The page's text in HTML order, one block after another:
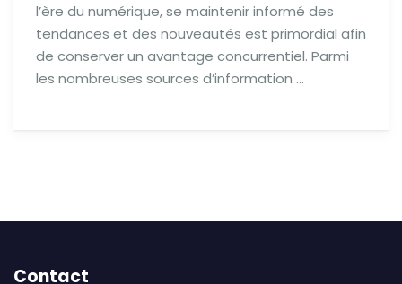
l’ère du numérique, se maintenir informé des
tendances et des nouveautés est primordial afin
de conserver un avantage concurrentiel. Parmi
les nombreuses sources d’information …
Contact